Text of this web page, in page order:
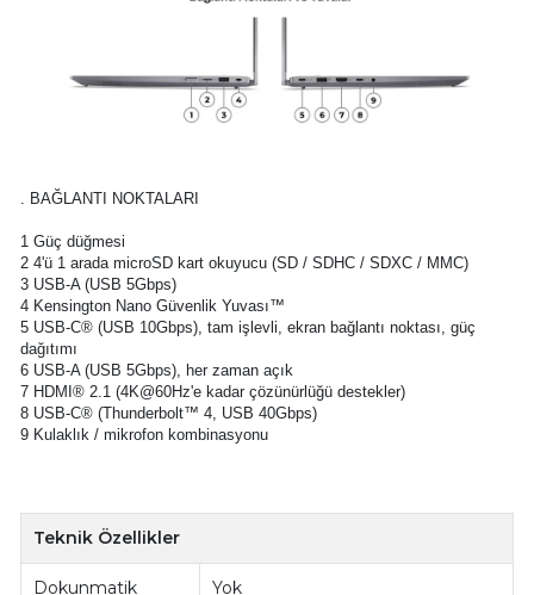
. BAĞLANTI NOKTALARI
1 Güç düğmesi
2 4'ü 1 arada microSD kart okuyucu (SD / SDHC / SDXC / MMC)
3 USB-A (USB 5Gbps)
4 Kensington Nano Güvenlik Yuvası™
5 USB-C® (USB 10Gbps), tam işlevli, ekran bağlantı noktası, güç
dağıtımı
6 USB-A (USB 5Gbps), her zaman açık
7 HDMI® 2.1 (4K@60Hz'e kadar çözünürlüğü destekler)
8 USB-C® (Thunderbolt™ 4, USB 40Gbps)
9 Kulaklık / mikrofon kombinasyonu
Teknik Özellikler
Dokunmatik
Yok